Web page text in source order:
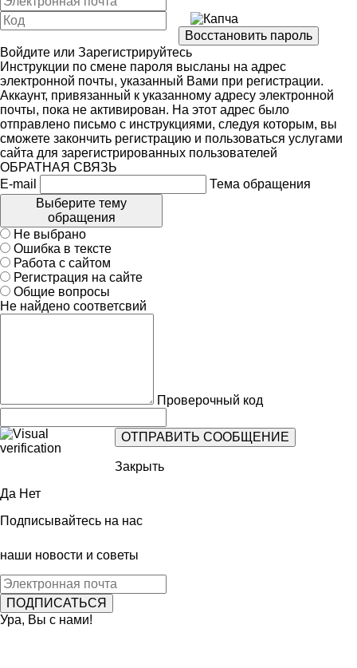
Войдите или Зарегистрируйтесь
Инструкции по смене пароля высланы на адрес
электронной почты, указанный Вами при регистрации.
Аккаунт, привязанный к указанному адресу электронной
почты, пока не активирован. На этот адрес было
отправлено письмо с инструкциями, следуя которым, вы
сможете закончить регистрацию и пользоваться услугами
сайта для зарегистрированных пользователей
ОБРАТНАЯ СВЯЗЬ
E-mail
Тема обращения
Выберите тему
обращения
Не выбрано
Ошибка в тексте
Работа с сайтом
Регистрация на сайте
Общие вопросы
Не найдено соответсвий
Проверочный код
Закрыть
Да Нет
Подписывайтесь на нас
наши новости и советы
Ура, Вы с нами!